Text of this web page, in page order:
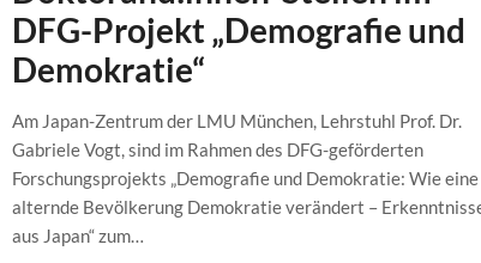
DFG-Projekt „Demografie und
Demokratie“
Am Japan-Zentrum der LMU München, Lehrstuhl Prof. Dr.
Gabriele Vogt, sind im Rahmen des DFG-geförderten
Forschungsprojekts „Demografie und Demokratie: Wie eine
alternde Bevölkerung Demokratie verändert –
aus Japan“ zum…